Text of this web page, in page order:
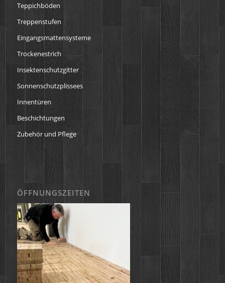
Teppichböden
Treppenstufen
Eingangsmattensysteme
Trockenestrich
Insektenschutzgitter
Sonnenschutzplissees
Innentüren
Beschichtungen
Zubehör und Pflege
ÖFFNUNGSZEITEN